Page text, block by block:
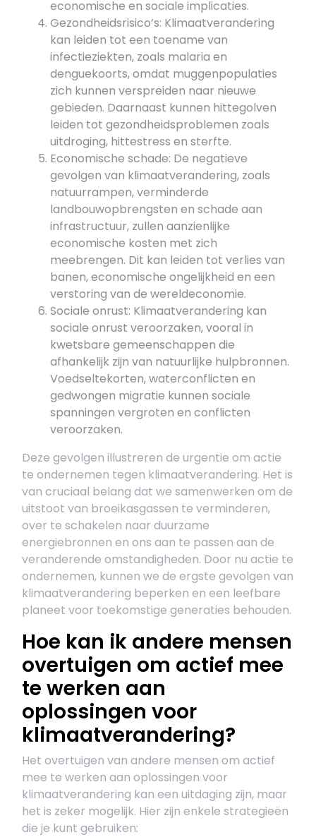
economische en sociale implicaties.
Gezondheidsrisico’s: Klimaatverandering
kan leiden tot een toename van
infectieziekten, zoals malaria en
denguekoorts, omdat muggenpopulaties
zich kunnen verspreiden naar nieuwe
gebieden. Daarnaast kunnen hittegolven
leiden tot gezondheidsproblemen zoals
uitdroging, hittestress en sterfte.
Economische schade: De negatieve
gevolgen van klimaatverandering, zoals
natuurrampen, verminderde
landbouwopbrengsten en schade aan
infrastructuur, zullen aanzienlijke
economische kosten met zich
meebrengen. Dit kan leiden tot verlies van
banen, economische ongelijkheid en een
verstoring van de wereldeconomie.
Sociale onrust: Klimaatverandering kan
sociale onrust veroorzaken, vooral in
kwetsbare gemeenschappen die
afhankelijk zijn van natuurlijke hulpbronnen.
Voedseltekorten, waterconflicten en
gedwongen migratie kunnen sociale
spanningen vergroten en conflicten
veroorzaken.
Deze gevolgen illustreren de urgentie om actie
te ondernemen tegen klimaatverandering. Het is
van cruciaal belang dat we samenwerken om de
uitstoot van broeikasgassen te verminderen,
over te schakelen naar duurzame
energiebronnen en ons aan te passen aan de
veranderende omstandigheden. Door nu actie te
ondernemen, kunnen we de ergste gevolgen van
klimaatverandering beperken en een leefbare
planeet voor toekomstige generaties behouden.
Hoe kan ik andere mensen
overtuigen om actief mee
te werken aan
oplossingen voor
klimaatverandering?
Het overtuigen van andere mensen om actief
mee te werken aan oplossingen voor
klimaatverandering kan een uitdaging zijn, maar
het is zeker mogelijk. Hier zijn enkele strategieën
die je kunt gebruiken: